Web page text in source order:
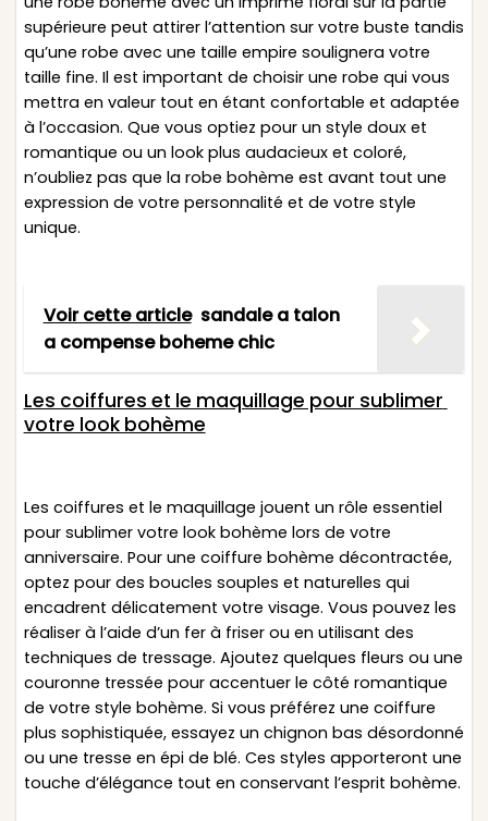
supérieure peut attirer l’attention sur votre buste tandis
qu’une robe avec une taille empire soulignera votre
taille fine. Il est important de choisir une robe qui vous
mettra en valeur tout en étant confortable et adaptée
à l’occasion. Que vous optiez pour un style doux et
romantique ou un look plus audacieux et coloré,
n’oubliez pas que la robe bohème est avant tout une
expression de votre personnalité et de votre style
unique.
Voir cette article sandale a talon
a compense boheme chic
Les coiffures et le maquillage pour sublimer
votre look bohème
Les coiffures et le maquillage jouent un rôle essentiel
pour sublimer votre look bohème lors de votre
anniversaire. Pour une coiffure bohème décontractée,
optez pour des boucles souples et naturelles qui
encadrent délicatement votre visage. Vous pouvez les
réaliser à l’aide d’un fer à friser ou en utilisant des
techniques de tressage. Ajoutez quelques fleurs ou une
couronne tressée pour accentuer le côté romantique
de votre style bohème. Si vous préférez une coiffure
plus sophistiquée, essayez un chignon bas désordonné
ou une tresse en épi de blé. Ces styles apporteront une
touche d’élégance tout en conservant l’esprit bohème.